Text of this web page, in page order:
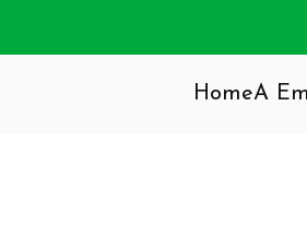
o estilo é parte integrante da
HomeA